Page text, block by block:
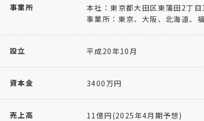
事業所
本社：東京都大田区東蒲田2丁
事業所：東京、大阪、北海道、
設立 平成20年10月
資本金 3400万円
売上高 11億円(2025年4月期予想)